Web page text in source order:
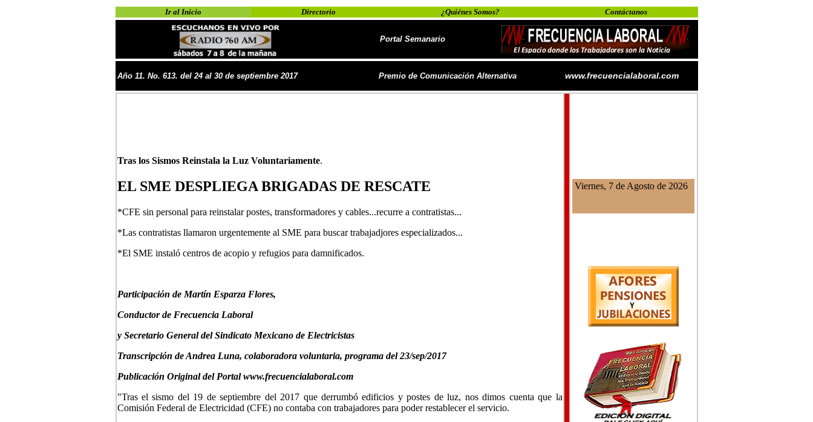
Ir al Inicio Directorio ¿Quiénes Somos? Contáctanos
Portal Semanario
Año 11. No. 613. del 24 al 30 de septiembre 2017 Premio de Comunicación Alternativa www.frecuencialaboral.com
Tras los Sismos Reinstala la Luz Voluntariamente.
EL SME DESPLIEGA BRIGADAS DE RESCATE
*CFE sin personal para reinstalar postes, transformadores y cables...recurre a contratistas...
*Las contratistas llamaron urgentemente al SME para buscar trabajadjores especializados...
*El SME instaló centros de acopio y refugios para damnificados.
Participación de Martín Esparza Flores,
Conductor de Frecuencia Laboral
y Secretario General del Sindicato Mexicano de Electricistas
Transcripción de Andrea Luna, colaboradora voluntaria, programa del 23/sep/2017
Publicación Original del Portal www.frecuencialaboral.com
"Tras el sismo del 19 de septiembre del 2017 que derrumbó edificios y postes de luz, nos dimos cuenta que la
Comisión Federal de Electricidad (CFE) no contaba con trabajadores para poder restablecer el servicio.
Viernes, 7 de Agosto de 2026